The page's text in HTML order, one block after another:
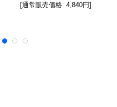
[通常販売価格: 4,840円]